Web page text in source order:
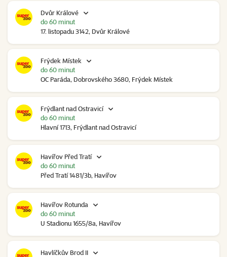
Dvůr Králové
17. listopadu 3142, Dvůr Králové
do 60 minut
Frýdek Místek
OC Paráda, Dobrovského 3680, Frýdek Místek
do 60 minut
Frýdlant nad Ostravicí
Hlavní 1713, Frýdlant nad Ostravicí
do 60 minut
Havířov Před Tratí
Před Tratí 1481/3b, Havířov
do 60 minut
Havířov Rotunda
U Stadionu 1655/8a, Havířov
do 60 minut
Havlíčkův Brod II